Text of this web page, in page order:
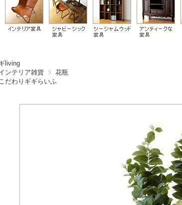
living
ンテリア雑貨
花瓶
だわりギギらいふ